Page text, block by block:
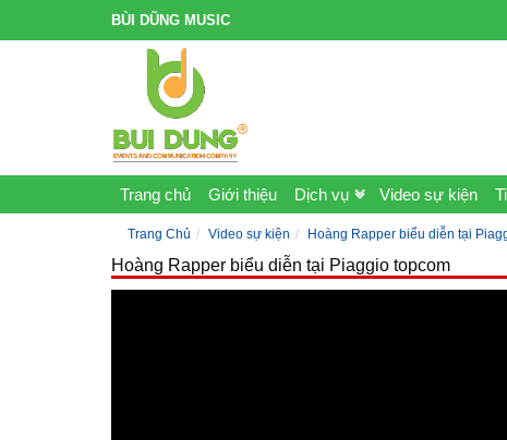
BÙI DŨNG MUSIC
Trang chủ Giới thiệu Dịch vụ Video sự kiện
Trang Chủ Video sự kiện Hoàng Rapper biểu diễn tại
Hoàng Rapper biểu diễn tại Piaggio topcom